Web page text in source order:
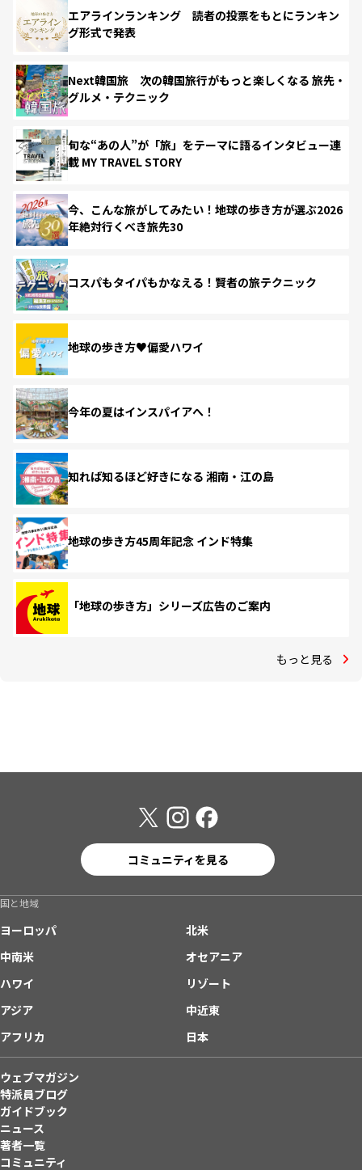
エアラインランキング 読者の投票をもとにランキン
グ形式で発表
Next韓国旅 次の韓国旅行がもっと楽しくなる 旅先・
グルメ・テクニック
旬な“あの人”が「旅」をテーマに語るインタビュー連
載 MY TRAVEL STORY
今、こんな旅がしてみたい！地球の歩き方が選ぶ2026
年絶対行くべき旅先30
コスパもタイパもかなえる！賢者の旅テクニック
地球の歩き方♥偏愛ハワイ
今年の夏はインスパイアへ！
知れば知るほど好きになる 湘南・江の島
地球の歩き方45周年記念 インド特集
「地球の歩き方」シリーズ広告のご案内
もっと見る
コミュニティを見る
国と地域
ヨーロッパ
北米
中南米
オセアニア
ハワイ
リゾート
アジア
中近東
アフリカ
日本
ウェブマガジン
特派員ブログ
ガイドブック
ニュース
著者一覧
コミュニティ